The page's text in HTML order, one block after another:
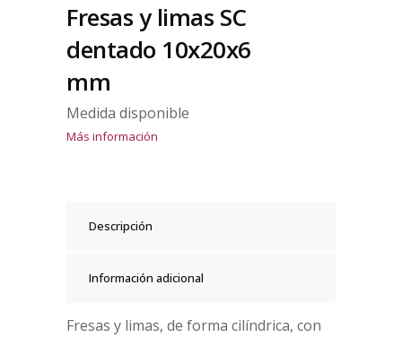
Fresas y limas SC
dentado 10x20x6
mm
Medida disponible
Más información
Descripción
Información adicional
Fresas y limas, de forma cilíndrica, con